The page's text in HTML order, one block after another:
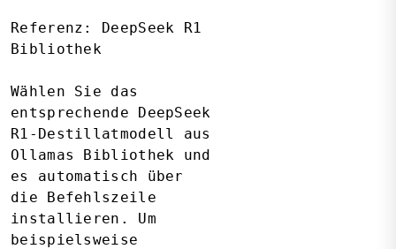
Referenz: DeepSeek R1
Bibliothek
Wählen Sie das
entsprechende DeepSeek
R1-Destillatmodell aus
Ollamas Bibliothek und
es automatisch über
die Befehlszeile
installieren. Um
beispielsweise